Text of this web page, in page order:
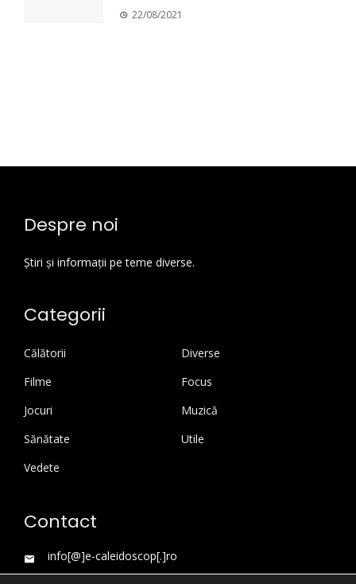
22/08/2021
Despre noi
Știri și informații pe teme diverse.
Categorii
Călătorii
Diverse
Filme
Focus
Jocuri
Muzică
Sănătate
Utile
Vedete
Contact
info[@]e-caleidoscop[.]ro